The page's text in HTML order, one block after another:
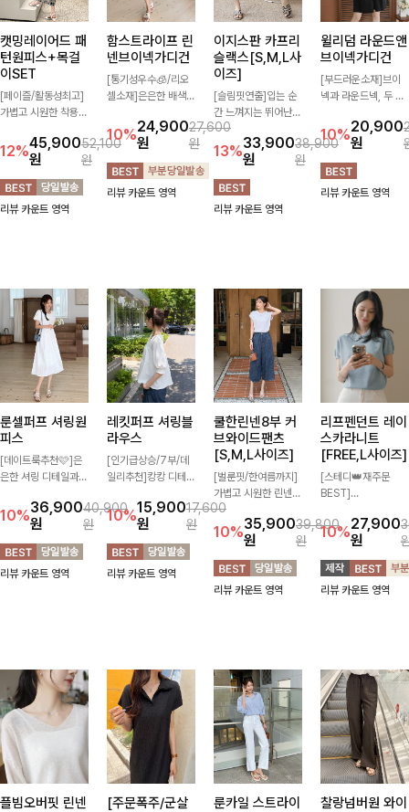
캣밍레이어드 패
턴원피스+목걸
이SET
[페이즐/활동성최고]
가볍고 시원한 착용감
없이 즐기기 좋은 라
운드 니트 🤍 베이직
한 디자인으로 다양한
하의와 손쉽게 매치되
어 데일리하게 활용하
12%45,900
원
52,100
원
리뷰 카운트 영역
함스트라이프 린
넨브이넥가디건
[통기성우수🧊/리오
셀소재]은은한 배색
캐주얼하면서도 산뜻
한 무드 살려주는 니
트 가디건 💛 브이넥
라인에 슬림하게 떨어
지는 핏 더해져 단독
10%24,900
원
27,600
원
리뷰 카운트 영역
이지스판 카프리
슬랙스[S,M,L사
이즈]
[슬림핏연출]입는 순
간 느껴지는 뛰어난
신축성으로 활동량 많
은 날에도 편안하게
🌿 발목이 드러나는
카프리 기장이 다리
라인을 더욱 길고 산
뜻하게 보여주며, 깔
13%33,900
원
38,900
원
리뷰 카운트 영역
윌리덤 라운드앤
브이넥가디건
[부드러운소재]브이
넥과 라운드넥, 두 가
맞게 선택할 수 있는
활용도 높은 가디건
🤍 부드러운 착용감
과 베이직한 디자인으
로 단독은 물론 가볍
10%20,900
원
리뷰 카운트 영역
룬셀퍼프 셔링원
피스
[데이트룩추천🩷]은
은한 셔링 디테일과
사랑스러운 무드를 완
성해주는 원피스🤍
허리 스모크 밴딩이
슬림한 실루엣을 연출
해주며, 자연스럽게
10%36,900
원
40,900
원
리뷰 카운트 영역
레킷퍼프 셔링블
라우스
[인기급상승/7부/데
일리추천]캉캉 디테일
풍성한 실루엣을 완성
해주는 블라우스 🤍
가볍게 퍼지는 핏으로
체형을 자연스럽게 커
버해주며 여성스럽게
10%15,900
원
17,600
원
리뷰 카운트 영역
쿨한린넨8부 커
브와이드팬츠
[S,M,L사이즈]
[벌룬핏/한여름까지]
가볍고 시원한 린넨
혼방 소재로 한여름까
지 쾌적하게 즐기기
좋은 8부 커브 와이드
팬츠 🤍 자연스럽게
떨어지는 커브핏이 멋
스러운 실루엣을 연출
10%35,900
원
39,800
원
리뷰 카운트 영역
리프펜던트 레이
스카라니트
[FREE,L사이즈]
[스테디👑재주문
BEST]
카라 니트에 펜던트
포인트까지 톡-톡 얼
굴을 밝혀주는 컬러와
함께 해요-
10%27,900
원
리뷰 카운트 영역
플빔오버핏 린넨
[주문폭주/군살
룬카일 스트라이
찰랑넘버원 와이